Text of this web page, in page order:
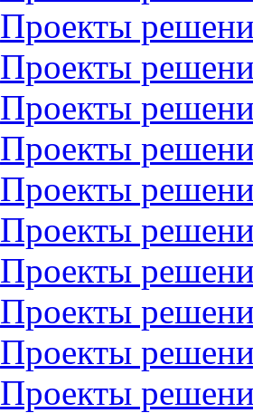
Проекты
Проекты
Проекты
Проекты
Проекты
Проекты
Проекты
Проекты
Проекты
Проекты